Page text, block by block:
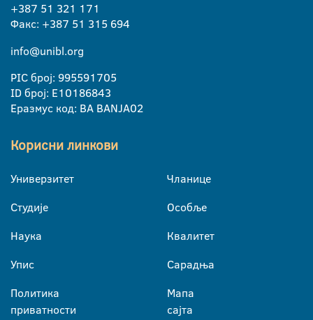
+387 51 321 171
Факс: +387 51 315 694
info@unibl.org
PIC број: 995591705
ID број: E10186843
Еразмус код: BA BANJA02
Корисни линкови
Универзитет
Студије
Наука
Упис
Политика
приватности
Чланице
Особље
Квалитет
Сарадња
Мапа
сајта